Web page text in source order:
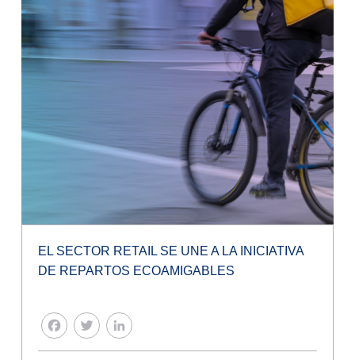
EL SECTOR RETAIL SE UNE A LA INICIATIVA
DE REPARTOS ECOAMIGABLES
FACEBOOK
TWITTER